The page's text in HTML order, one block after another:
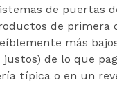
de puertas
de primera
más
de lo que
típica o en un